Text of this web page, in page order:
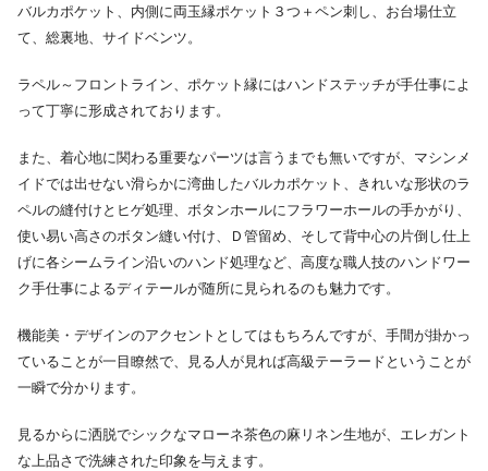
バルカポケット、内側に両玉縁ポケット３つ＋ペン刺し、お台場仕立
て、総裏地、サイドベンツ。
ラペル～フロントライン、ポケット縁にはハンドステッチが手仕事によ
って丁寧に形成されております。
また、着心地に関わる重要なパーツは言うまでも無いですが、マシンメ
イドでは出せない滑らかに湾曲したバルカポケット、きれいな形状のラ
ペルの縫付けとヒゲ処理、ボタンホールにフラワーホールの手かがり、
使い易い高さのボタン縫い付け、Ｄ管留め、そして背中心の片倒し仕上
げに各シームライン沿いのハンド処理など、高度な職人技のハンドワー
ク手仕事によるディテールが随所に見られるのも魅力です。
機能美・デザインのアクセントとしてはもちろんですが、手間が掛かっ
ていることが一目瞭然で、見る人が見れば高級テーラードということが
一瞬で分かります。
見るからに洒脱でシックなマローネ茶色の麻リネン生地が、エレガント
な上品さで洗練された印象を与えます。